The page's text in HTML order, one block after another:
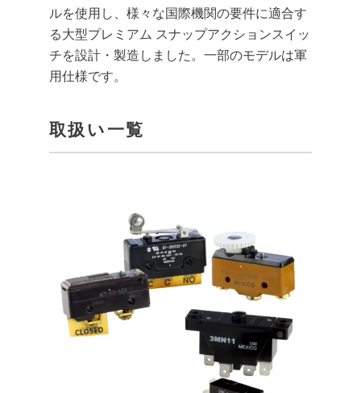
ルを使用し、様々な国際機関の要件に適合す
る大型プレミアム スナップアクションスイッ
チを設計・製造しました。一部のモデルは軍
用仕様です。
取扱い一覧